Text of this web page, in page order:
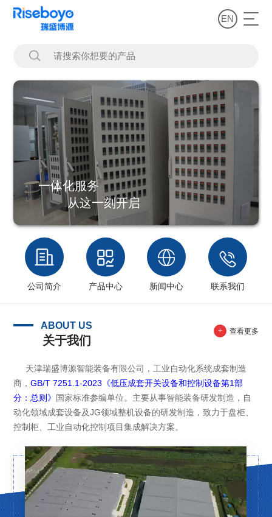
EN
一体化服务
从这一刻开启
公司简介 产品中心 新闻中心 联系我们
ABOUT US
关于我们
+ 查看更多
天津瑞盛博源智能装备有限公司，工业自动化系统成套制造
商，GB/T 7251.1-2023《低压成套开关设备和控制设备第1部
分：总则》 国家标准参编单位。主要从事智能装备研发制造，自
动化领域成套设备及JG领域整机设备的研发制造，致力于盘柜、
控制柜、工业自动化控制项目集成解决方案。